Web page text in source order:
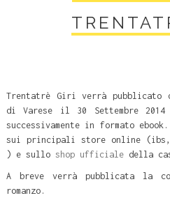
Trentatrè Giri verrà pubblicato
di Varese il 30 Settembre
successivamente in formato
sui principali store online (ibs,
) e sullo shop ufficiale della
A breve verrà pubblicata la
romanzo.